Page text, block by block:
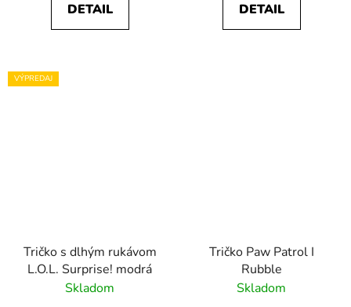
DETAIL DETAIL
VÝPREDAJ
Tričko s dlhým rukávom
L.O.L. Surprise! modrá
Skladom
Tričko Paw Patrol I
Rubble
Skladom